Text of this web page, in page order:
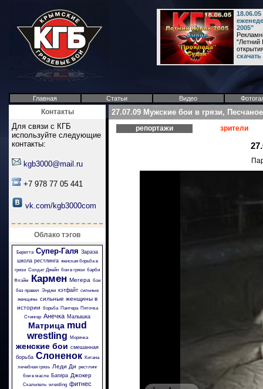
2005"
"Летний
Главная Статьи Видео
Контакты
Для связи с КГБ
используйте следующие
контакты:
kgb3000@mail.ru
+7 978 77 05 441
vk.com/kgb3000com
Облако тэгов
Беретта Супер-Галя Зараза
школа рестлинга женская борьба в
грязи Солдат Джейн бои в грязи барби
Флэйм
Кармен Мегера бои
без правил Энджи кэтфайт сильные
женщины сильные женщины в
истории борьба Пантера
Пяточка
Стингер Анечка Малышка
Матрица mud
wrestling
Морячка
женские бои смешанная
борьба Слоненок
Китана
лечебная грязь
Леди Ди рестлинг
бои в масле Багира Джокер
Скальпель wrestling фитнес
27.07.09 Мужские бои в грязи, Песчаное
репортажи зрители